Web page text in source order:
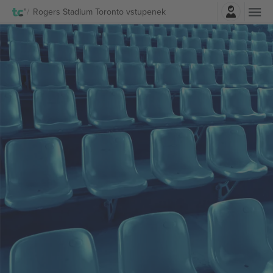
Rogers Stadium Toronto vstupenekPřihlásit se